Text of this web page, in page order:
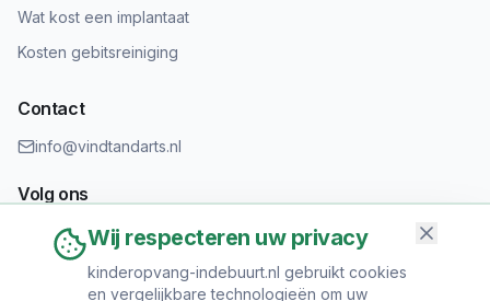
Wat kost een implantaat
Kosten gebitsreiniging
Contact
info@vindtandarts.nl
Volg ons
Wij respecteren uw privacy
kinderopvang-indebuurt.nl gebruikt cookies
en vergelijkbare technologieën om uw